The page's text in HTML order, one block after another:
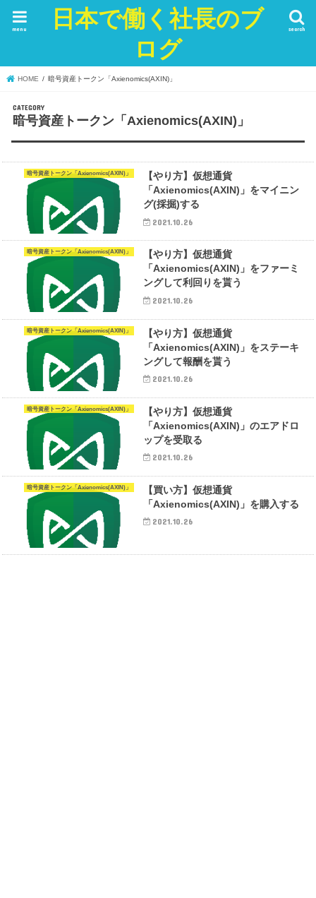
日本で働く社長のブ
ログ
search
menu
HOME 暗号資産トークン「Axienomics(AXIN)」
暗号資産トークン「Axienomics(AXIN)」
暗号資産トークン「Axienomics(AXIN)」
【やり方】仮想通貨
「Axienomics(AXIN)」をマイニン
グ(採掘)する
2021.10.26
暗号資産トークン「Axienomics(AXIN)」
【やり方】仮想通貨
「Axienomics(AXIN)」をファーミ
ングして利回りを貰う
2021.10.26
暗号資産トークン「Axienomics(AXIN)」
【やり方】仮想通貨
「Axienomics(AXIN)」をステーキ
ングして報酬を貰う
2021.10.26
暗号資産トークン「Axienomics(AXIN)」
【やり方】仮想通貨
「Axienomics(AXIN)」のエアドロ
ップを受取る
2021.10.26
暗号資産トークン「Axienomics(AXIN)」
【買い方】仮想通貨
「Axienomics(AXIN)」を購入する
2021.10.26